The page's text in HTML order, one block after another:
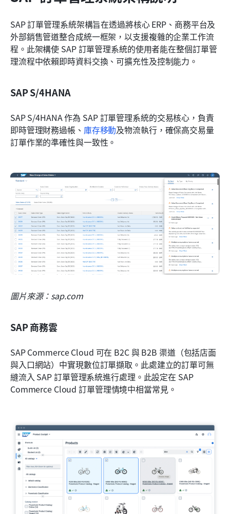
SAP 訂單管理系統架構旨在透過將核心 ERP、商務平台及
外部銷售管道整合成統一框架，以支援複雜的企業工作流
程。此架構使 SAP 訂單管理系統的使用者能在整個訂單管
理流程中依賴即時資料交換、可擴充性及控制能力。
SAP S/4HANA
SAP S/4HANA 作為 SAP 訂單管理系統的交易核心，負責
即時管理財務過帳、 庫存移動及物流執行，確保高交易量
訂單作業的準確性與一致性。
圖片來源：sap.com
SAP 商務雲
SAP Commerce Cloud 可在 B2C 與 B2B 渠道（包括店面
與入口網站）中實現數位訂單擷取。此處建立的訂單可無
縫流入 SAP 訂單管理系統進行處理。此設定在 SAP
Commerce Cloud 訂單管理情境中相當常見。